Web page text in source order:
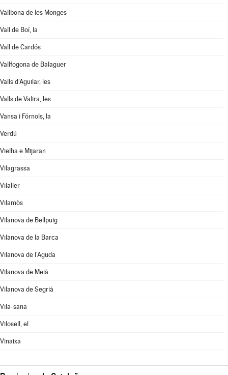
Vallbona de les Monges
Vall de Boí, la
Vall de Cardós
Vallfogona de Balaguer
Valls d'Aguilar, les
Valls de Valira, les
Vansa i Fórnols, la
Verdú
Vielha e Mijaran
Vilagrassa
Vilaller
Vilamòs
Vilanova de Bellpuig
Vilanova de la Barca
Vilanova de l'Aguda
Vilanova de Meià
Vilanova de Segrià
Vila-sana
Vilosell, el
Vinaixa